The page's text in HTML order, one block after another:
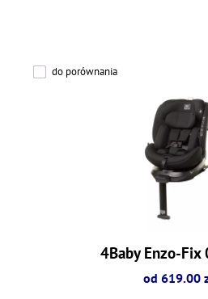
do porównania
4Baby Enzo-
od 619.00